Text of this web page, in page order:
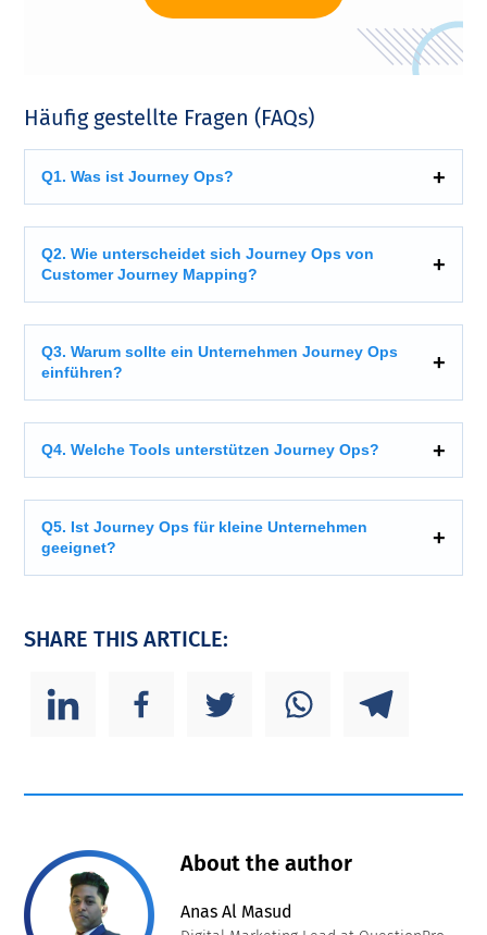
Häufig gestellte Fragen (FAQs)
Q1. Was ist Journey Ops?
Q2. Wie unterscheidet sich Journey Ops von
Customer Journey Mapping?
Q3. Warum sollte ein Unternehmen Journey Ops
einführen?
Q4. Welche Tools unterstützen Journey Ops?
Q5. Ist Journey Ops für kleine Unternehmen
geeignet?
SHARE THIS ARTICLE:
About the author
Anas Al Masud